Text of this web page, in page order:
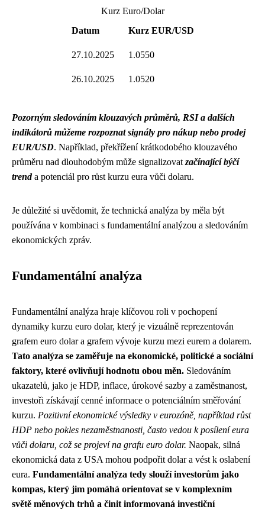
Kurz Euro/Dolar
Datum
Kurz EUR/USD
27.10.2025 1.0550
26.10.2025 1.0520
Pozorným sledováním klouzavých průměrů, RSI a dalších
indikátorů můžeme rozpoznat signály pro nákup nebo prodej
EUR/USD. Například, překřížení krátkodobého klouzavého
průměru nad dlouhodobým může signalizovat začínající býčí
trenda potenciál pro růst kurzu eura vůči dolaru.
Je důležité si uvědomit, že technická analýza by měla být
používána v kombinaci s fundamentální analýzou a sledováním
ekonomických zpráv.
Fundamentální analýza
Fundamentální analýza hraje klíčovou roli v pochopení
dynamiky kurzu euro dolar, který je vizuálně reprezentován
grafem euro dolar a grafem vývoje kurzu mezi eurem a dolarem.
Tato analýza se zaměřuje na ekonomické, politické a sociální
faktory, které ovlivňují hodnotu obou měn. Sledováním
ukazatelů, jako je HDP, inflace, úrokové sazby a zaměstnanost,
investoři získávají cenné informace o potenciálním směřování
kurzu. Pozitivní ekonomické výsledky v eurozóně, například růst
HDP nebo pokles nezaměstnanosti, často vedou k posílení eura
vůči dolaru, což se projeví na grafu euro dolar. Naopak, silná
ekonomická data z USA mohou podpořit dolar a vést k oslabení
eura. Fundamentální analýza tedy slouží investorům jako
kompas, který jim pomáhá orientovat se v komplexním
světě měnových trhů a činit informovaná investiční